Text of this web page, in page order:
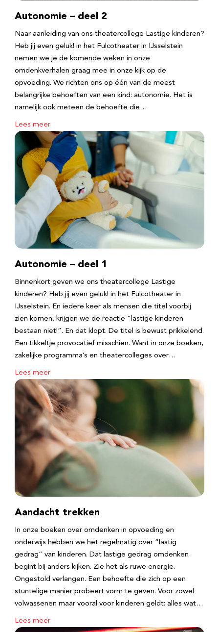
Autonomie – deel 2
Naar aanleiding van ons theatercollege Lastige kinderen?
Heb jij even geluk! in het Fulcotheater in IJsselstein
nemen we je de komende weken in onze
omdenkverhalen graag mee in onze kijk op de
opvoeding. We richten ons op één van de meest
belangrijke behoeften van een kind: autonomie. Het is
namelijk ook meteen de behoefte die…
Lees meer
Autonomie – deel 1
Binnenkort geven we ons theatercollege Lastige
kinderen? Heb jij even geluk! in het Fulcotheater in
IJsselstein. En iedere keer als mensen die titel voorbij
zien komen, krijgen we de reactie “lastige kinderen
bestaan niet!”. En dat klopt. De titel is bewust prikkelend.
Een tikkeltje provocatief misschien. Want in onze boeken,
zakelijke programma’s en theatercolleges over…
Lees meer
Aandacht trekken
In onze boeken over omdenken in opvoeding en
onderwijs hebben we het regelmatig over “lastig
gedrag” van kinderen. Dat lastige gedrag omdenken
begint bij anders kijken. Zie het als ruwe energie.
Ongestold verlangen. Een behoefte die zich op een
stuntelige manier probeert vorm te geven. Voor zowel
volwassenen maar vooral voor kinderen geldt: alles wat…
Lees meer